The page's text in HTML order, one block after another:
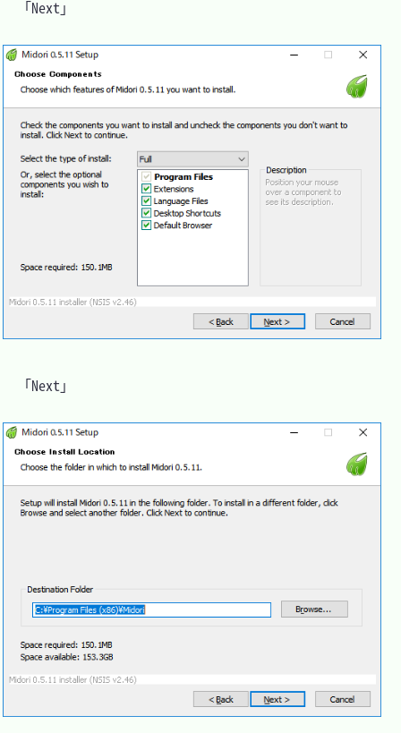
「Next」
「Next」